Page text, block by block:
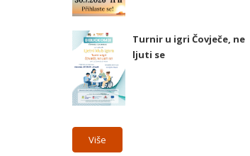
Turnir u igri Čovječe, ne
ljuti se
Više